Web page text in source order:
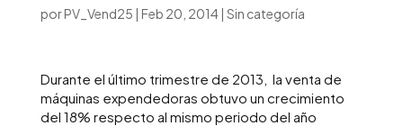
porPV_Vend25 | Feb 20, 2014| Sin categoría
Durante el último trimestre de 2013, la venta de
máquinas expendedoras obtuvo un crecimiento
del 18% respecto al mismo periodo del año